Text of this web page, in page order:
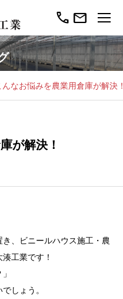
call mail
んなお悩みを農業用倉庫が解決
が解決！
、ビニールハウス施工・農
工業です！
しょう。